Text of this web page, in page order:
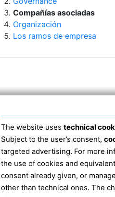
Compañías asociadas
Organización
Los ramos de empresa
social 40124
DE ENERO
The website uses technical
Subject to the user’s consent,
targeted advertising. For more
the use of cookies and
consent already given, or
other than technical ones. The